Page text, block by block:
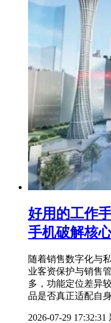
好用的工作
手机破解核
随着销售数字化与
业客资保护与销售
多，功能定位差异
品是否真正适配自
2026-07-29 17:32:31